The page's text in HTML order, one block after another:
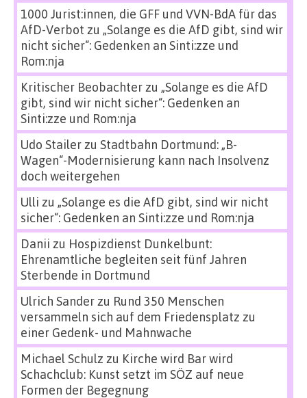
1000 Jurist:innen, die GFF und VVN-BdA für das
AfD-Verbot zu „Solange es die AfD gibt, sind wir
nicht sicher“: Gedenken an Sinti:zze und
Rom:nja
Kritischer Beobachterzu „Solange es die AfD
gibt, sind wir nicht sicher“: Gedenken an
Sinti:zze und Rom:nja
Udo Stailerzu Stadtbahn Dortmund: „B-
Wagen“-Modernisierung kann nach Insolvenz
doch weitergehen
Ulli zu „Solange es die AfD gibt, sind wir nicht
sicher“: Gedenken an Sinti:zze und Rom:nja
Danii zu Hospizdienst Dunkelbunt:
Ehrenamtliche begleiten seit fünf Jahren
Sterbende in Dortmund
Ulrich Sanderzu Rund 350 Menschen
versammeln sich auf dem Friedensplatz zu
einer Gedenk- und Mahnwache
Michael Schulz zu Kirche wird Bar wird
Schachclub: Kunst setzt im SÖZ auf neue
Formen der Begegnung